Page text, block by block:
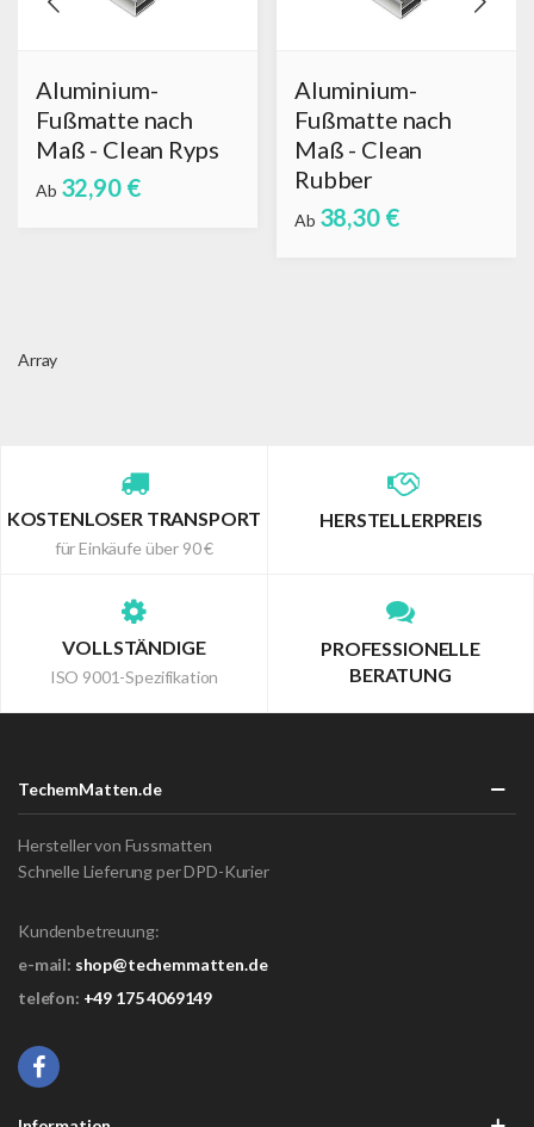
Aluminium-
Fußmatte nach
Maß - Clean Ryps
Ab 32,90 €
Aluminium-
Fußmatte nach
Maß - Clean
Rubber
Ab 38,30 €
Array
KOSTENLOSER TRANSPORT
für Einkäufe über 90 €
HERSTELLERPREIS
VOLLSTÄNDIGE
ISO 9001-Spezifikation
PROFESSIONELLE
BERATUNG
TechemMatten.de
Hersteller von Fussmatten
Schnelle Lieferung per DPD-Kurier
Kundenbetreuung:
e-mail: shop@techemmatten.de
telefon: +49 175 4069149